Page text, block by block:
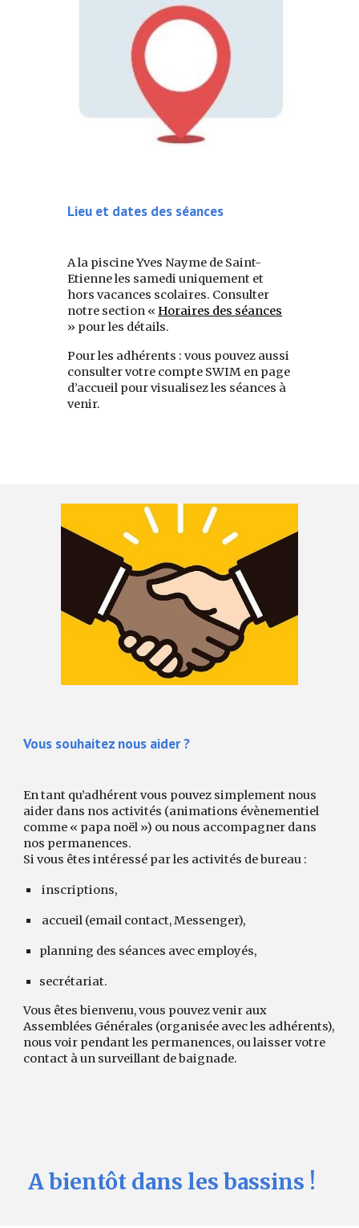
Lieu et dates des séances
A la piscine Yves Nayme de Saint-
Etienne les samedi uniquement et
hors vacances scolaires. Consulter
notre section «Horaires des séances
» pour les détails.
Pour les adhérents : vous pouvez aussi
consulter votre compte SWIM en page
d’accueil pour visualisez les séances à
venir.
Vous souhaitez nous aider ?
En tant qu’adhérent vous pouvez simplement nous
aider dans nos activités (animations évènementiel
comme « papa noël ») ou nous accompagner dans
nos permanences.
Si vous êtes intéressé par les activités de bureau :
inscriptions,
accueil (email contact, Messenger),
planning des séances avec employés,
secrétariat.
Vous êtes bienvenu, vous pouvez venir aux
Assemblées Générales (organisée avec les adhérents),
nous voir pendant les permanences, ou laisser votre
contact à un surveillant de baignade.
A bientôt dans les bassins !